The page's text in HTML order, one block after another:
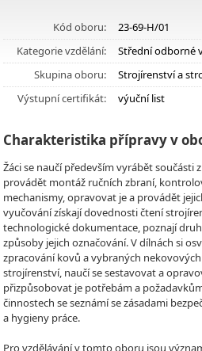
Kód oboru:
23-69-H/01
Kategorie vzdělání:
Střední odborné
Skupina oboru:
Strojírenství a
Výstupní certifikát:
výuční list
Charakteristika přípravy v
Žáci se naučí především vyrábět součásti
provádět montáž ručních zbraní,
mechanismy, opravovat je a provádět
vyučování získají dovednosti čtení
technologické dokumentace, poznají
způsoby jejich označování. V dílnách si
zpracování kovů a vybraných
strojírenství, naučí se sestavovat a
přizpůsobovat je potřebám a
činnostech se seznámí se zásadami
a hygieny práce.
Pro vzdělávání v tomto oboru jsou